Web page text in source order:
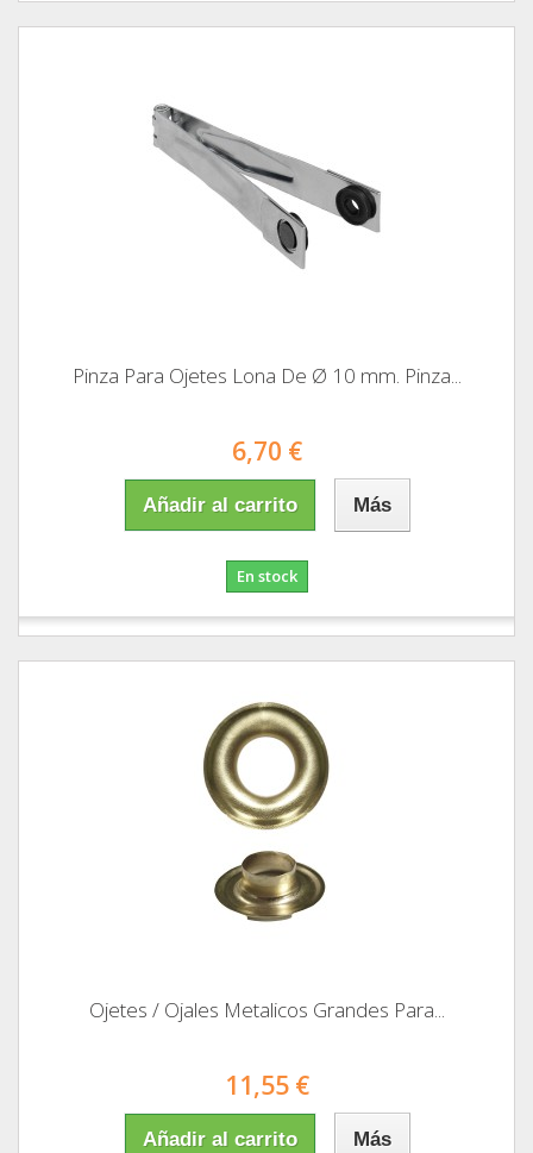
Pinza Para Ojetes Lona De Ø 10 mm. Pinza...
6,70 €
Añadir al carrito Más
En stock
Ojetes / Ojales Metalicos Grandes Para...
11,55 €
Añadir al carrito Más